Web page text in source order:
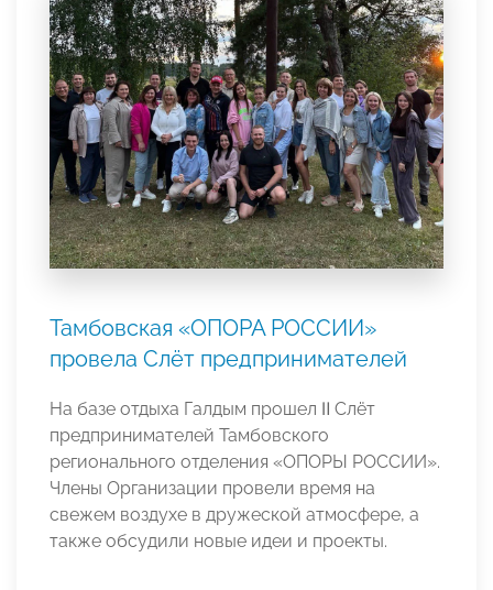
Тамбовская «ОПОРА РОССИИ»
провела Слёт предпринимателей
На базе отдыха Галдым прошел Ⅱ Слёт
предпринимателей Тамбовского
регионального отделения «ОПОРЫ РОССИИ».
Члены Организации провели время на
свежем воздухе в дружеской атмосфере, а
также обсудили новые идеи и проекты.